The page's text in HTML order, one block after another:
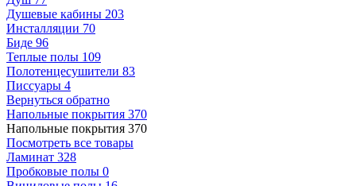
Душевые кабины 203
Инсталляции 70
Биде 96
Теплые полы 109
Полотенцесушители 83
Писсуары 4
Вернуться обратно
Напольные покрытия 370
Напольные покрытия 370
Посмотреть все товары
Ламинат 328
Пробковые полы 0